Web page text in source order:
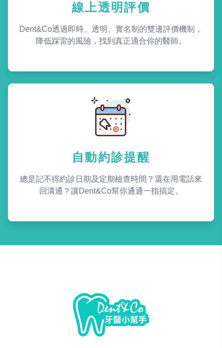
線上透明評價
Dent&Co透過即時、透明、實名制的雙邊評價機制，
降低踩雷的風險，找到真正適合你的醫師。
自動約診提醒
總是記不得約診日期及定期檢查時間？還在用電話來
回溝通？讓Dent&Co幫你通通一指搞定。